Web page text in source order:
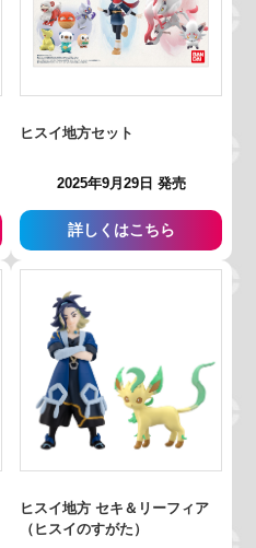
ヒスイ地方セット
2025年9月29日 発売
詳しくはこちら
ヒスイ地方 セキ＆リーフィア
（ヒスイのすがた）